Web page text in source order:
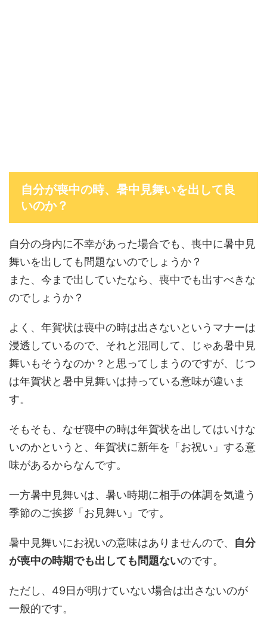
自分が喪中の時、暑中見舞いを出して良
いのか？
自分の身内に不幸があった場合でも、喪中に暑中見
舞いを出しても問題ないのでしょうか？
また、今まで出していたなら、喪中でも出すべきな
のでしょうか？
よく、年賀状は喪中の時は出さないというマナーは
浸透しているので、それと混同して、じゃあ暑中見
舞いもそうなのか？と思ってしまうのですが、じつ
は年賀状と暑中見舞いは持っている意味が違いま
す。
そもそも、なぜ喪中の時は年賀状を出してはいけな
いのかというと、年賀状に新年を「お祝い」する意
味があるからなんです。
一方暑中見舞いは、暑い時期に相手の体調を気遣う
季節のご挨拶「お見舞い」です。
暑中見舞いにお祝いの意味はありませんので、 自分
が喪中の時期でも出しても問題ないのです。
ただし、49日が明けていない場合は出さないのが
一般的です。